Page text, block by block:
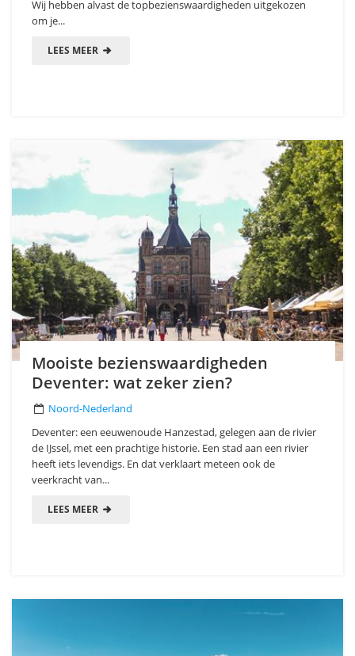
Wij hebben alvast de topbezienswaardigheden uitgekozen
om je...
LEES MEER
Mooiste bezienswaardigheden
Deventer: wat zeker zien?
Noord-Nederland
Deventer: een eeuwenoude Hanzestad, gelegen aan de rivier
de IJssel, met een prachtige historie. Een stad aan een rivier
heeft iets levendigs. En dat verklaart meteen ook de
veerkracht van...
LEES MEER